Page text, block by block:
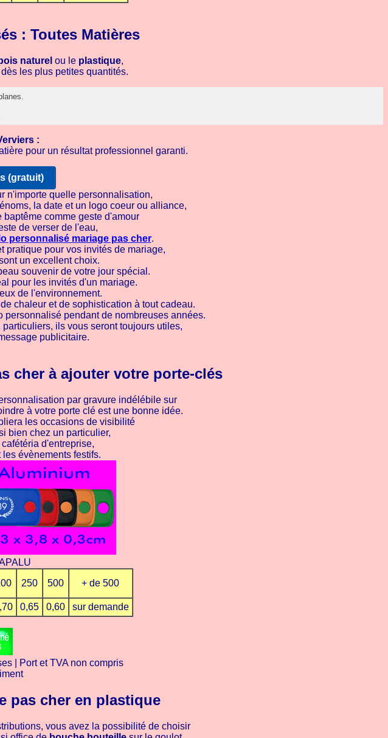
: Toutes Matières
bois naturel ou le plastique,
les plus petites quantités.
:
pour un résultat professionnel garanti.
(gratuit)
n'importe quelle personnalisation,
la date et un logo coeur ou alliance,
comme geste d'amour
de verser de l'eau,
personnalisé mariage pas cher.
pratique pour vos invités de mariage,
un excellent choix.
souvenir de votre jour spécial.
pour les invités d'un mariage.
de l'environnement.
chaleur et de sophistication à tout cadeau.
pendant de nombreuses années.
ils vous seront toujours utiles,
publicitaire.
cher à ajouter votre porte-clés
par gravure indélébile sur
à votre porte clé est une bonne idée.
les occasions de visibilité
bien chez un particulier,
d'entreprise,
évènements festifs.
250 500 + de 500
0,65 0,60 sur demande
| Port et TVA non compris
pas cher en plastique
vous avez la possibilité de choisir